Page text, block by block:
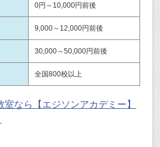
0円～10,000円前後
9,000～12,000円前後
30,000～50,000円前後
全国800校以上
室なら【エジソンアカデミー】